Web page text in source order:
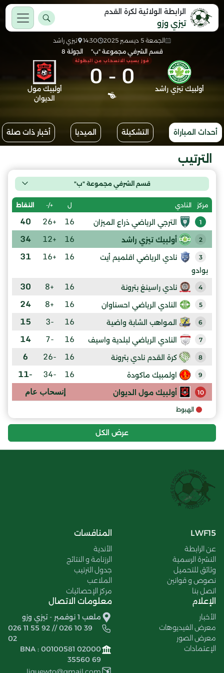
الرابطة الولائية لكرة القدم
تيزي وزو
الجمعة 5 ديسمبر 2025 14:30
تيزي راشد
قسم الشرفي مجموعة "ب"
الجولة 8
أولبيك تيزي راشد 0
-
0
فوز بسبب الانسحاب من البطولة
أولبيك مول
الديوان
أحداث المباراة التشكيلة الميديا أخبار ذات صلة
الترتيب
قسم الشرفي مجموعة "ب"
مركز النادي ل +/- النقاط
1 الترجي الرياضي ذراع الميزان 16
+26
40
2 أولبيك تيزي راشد 16
+12
34
3
نادي الرياضي اقلميم أيت
بوادو
16
+16
31
4 نادي راسينغ بترونة 16
+8
30
5 النادي الرياضي احسناوان 16
+8
24
6 المواهب الشابة واضية 16
-3
15
7 النادي الرياضي لبلدية واسيف 16
-7
14
8 كرة القدم نادي بترونة 16
-26
6
9 اولمبيك ماكودة 16
-34
-11
10 أولبيك مول الديوان إنسحاب عام
الهبوط
عرض الكل
LWF15
عن الرابطة
النشرة الرسمية
وثائق للتحميل
نصوص و قوانين
اتصل بنا
المنافسات
الأندية
الرزنامة و النتائج
جدول الترتيب
الملاعب
مركز الإحصائيات
الإعلام
الأخبار
معرض الفيديوهات
معرض الصور
الإعتمادات
معلومات الاتصال
ملعب 1 نوفمبر - تيزي وزو
026 11 55 92 // 026 10 39
02
BNA : 00100581 02000
35560 69